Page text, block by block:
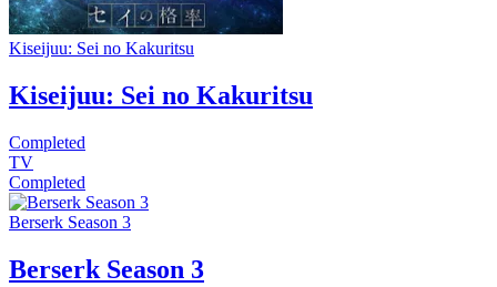
Kiseijuu: Sei no Kakuritsu
Kiseijuu: Sei no Kakuritsu
Completed
TV
Completed
Berserk Season 3
Berserk Season 3